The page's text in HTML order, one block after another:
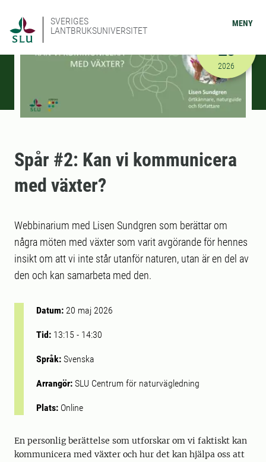
SVERIGES
LANTBRUKSUNIVERSITET
MENY
2026-05-
20
2026
Spår #2: Kan vi kommunicera
med växter?
Webbinarium med Lisen Sundgren som berättar om
några möten med växter som varit avgörande för hennes
insikt om att vi inte står utanför naturen, utan är en del av
den och kan samarbeta med den.
Datum: 20 maj 2026
Tid: 13:15 - 14:30
Språk: Svenska
Arrangör: SLU Centrum för naturvägledning
Plats: Online
En personlig berättelse som utforskar om vi faktiskt kan
kommunicera med växter och hur det kan hjälpa oss att